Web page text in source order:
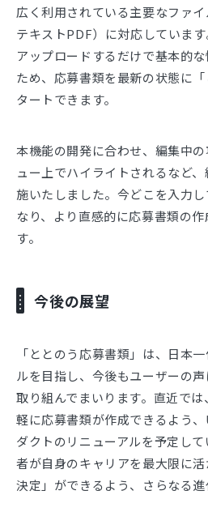
広く利用されている主要なファ
テキストPDF）に対応していま
アップロードするだけで基本的
ため、応募書類を最新の状態に
タートできます。
本機能の開発に合わせ、編集中
ュー上でハイライトされるなど
施いたしました。今どこを入力
なり、より直感的に応募書類の
す。
今後の展望
「ととのう応募書類」は、日本
ルを目指し、今後もユーザーの
取り組んでまいります。直近で
軽に応募書類が作成できるよう
ダクトのリニューアルを予定し
者が自身のキャリアを最大限に
決定」ができるよう、さらなる進